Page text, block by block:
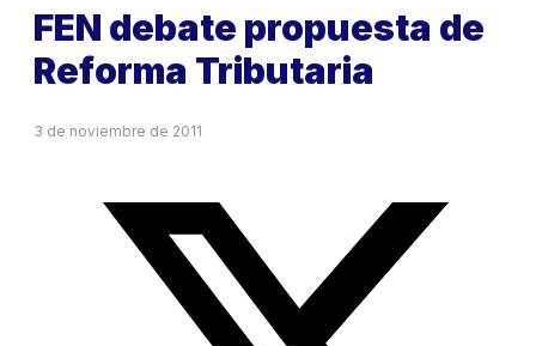
FEN debate propuesta de
Reforma Tributaria
3 de noviembre de 2011